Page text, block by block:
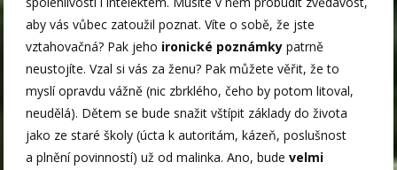
aby vás vůbec zatoužil poznat. Víte o sobě, že jste
vztahovačná? Pak jeho ironické poznámky patrně
neustojíte. Vzal si vás za ženu? Pak můžete věřit, že to
myslí opravdu vážně (nic zbrklého, čeho by potom litoval,
neudělá). Dětem se bude snažit vštípit základy do života
jako ze staré školy (úcta k autoritám, kázeň, poslušnost
a plnění povinností) už od malinka. Ano, budevelmi